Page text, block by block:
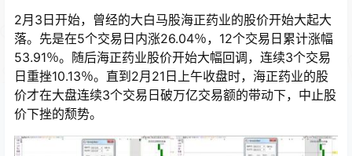
2月3日开始，曾经的大白马股海正药业的股价开始大起大
落。先是在5个交易日内涨26.04％，12个交易日累计涨幅
53.91％。随后海正药业股价开始大幅回调，连续3个交易
日重挫10.13％。直到2月21日上午收盘时，海正药业的股
价才在大盘连续3个交易日破万亿交易额的带动下，中止股
价下挫的颓势。